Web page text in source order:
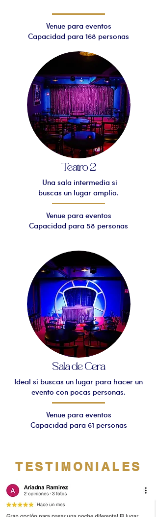
Venue para eventos
Capacidad para 168 personas
Teatro 2
Una sala intermedia si
buscas un lugar amplio.
Venue para eventos
Capacidad para 58 personas
Sala de Cera
Ideal si buscas un lugar para hacer un
evento con pocas personas.
Venue para eventos
Capacidad para 61 personas
TESTIMONIALES